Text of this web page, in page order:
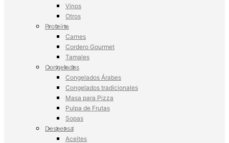
Vinos
Otros
Proteína
Carnes
Cordero Gourmet
Tamales
Congelados
Congelados Árabes
Congelados tradicionales
Masa para Pizza
Pulpa de Frutas
Sopas
Despensa
Aceites